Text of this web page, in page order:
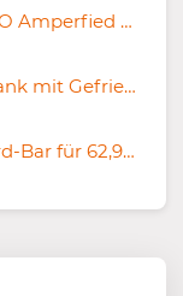
🔌 Walther Wallbox basicEVO Amperfied 🔋 11kW inkl. 5m Kabel für 279€ (statt 399€)
🧊 Midea No Frost Kühlschrank mit Gefrierfach, 378L für 683,99€ (statt 900€)
AEG BK 16 Automotive Board-Bar für 62,98€ (statt 71€)